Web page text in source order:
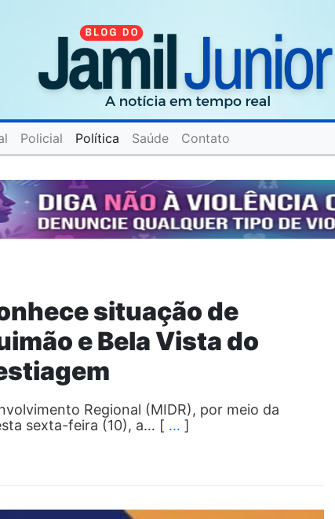
Policial Política Saúde Contato
situação de
e Bela Vista do
Regional (MIDR), por meio da
sexta-feira (10), a… [ … ]